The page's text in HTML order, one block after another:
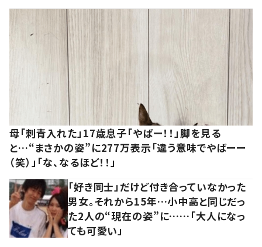
母「刺青入れた」17歳息子「やばー！！」脚を見る
と…“まさかの姿”に277万表示「違う意味でやばーー
（笑）」「な、なるほど！！」
「好き同士」だけど付き合っていなかった
男女。それから15年…小中高と同じだっ
た2人の“現在の姿”に……「大人になっ
ても可愛い」